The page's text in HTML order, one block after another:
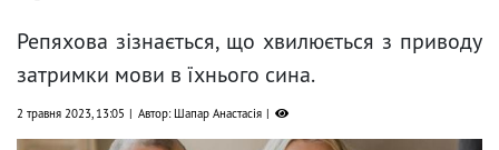
Репяхова зізнається, що хвилюється з приводу
затримки мови в їхнього сина.
2 травня 2023, 13:05 Автор: Шапар Анастасія